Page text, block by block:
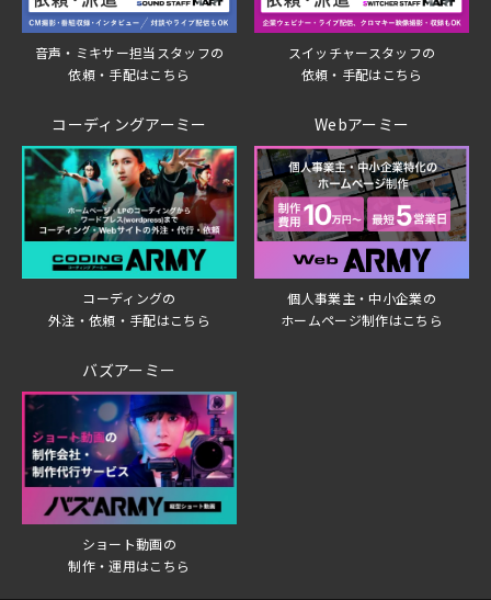
音声・ミキサー担当スタッフの
依頼・手配はこちら
スイッチャースタッフの
依頼・手配はこちら
コーディングアーミー
コーディングの
外注・依頼・手配はこちら
Webアーミー
個人事業主・中小企業の
ホームページ制作はこちら
バズアーミー
ショート動画の
制作・運用はこちら